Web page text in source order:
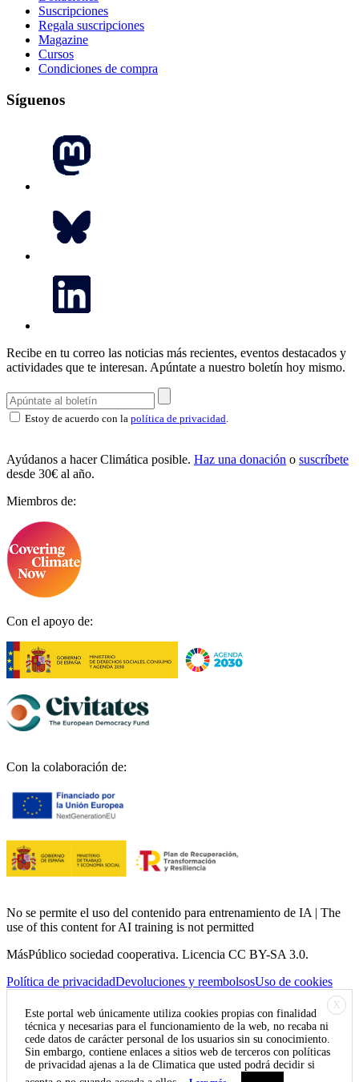
Suscripciones
Regala suscripciones
Magazine
Cursos
Condiciones de compra
Síguenos
Recibe en tu correo las noticias más recientes, eventos destacados y
actividades que te interesan. Apúntate a nuestro boletín hoy mismo.
Estoy de acuerdo con la política de privacidad
Ayúdanos a hacer Climática posible. Haz una donación o suscríbete
desde 30€ al año.
Miembros de:
Con el apoyo de:
Con la colaboración de:
No se permite el uso del contenido para entrenamiento de IA | The
use of this content for AI training is not permitted
MásPúblico sociedad cooperativa. Licencia CC BY-SA 3.0.
Política de privacidadDevoluciones y reembolsosUso de cookies
X
Este portal web únicamente utiliza cookies propias con finalidad
técnica y necesarias para el funcionamiento de la web, no recaba ni
cede datos de carácter personal de los usuarios sin su conocimiento.
Sin embargo, contiene enlaces a sitios web de terceros con políticas
de privacidad ajenas a la de Climatica que usted podrá decidir si